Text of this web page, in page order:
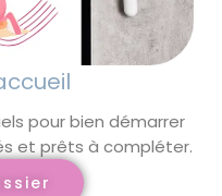
pour bien démarrer
et prêts à compléter.